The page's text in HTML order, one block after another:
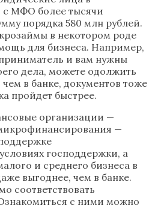
с МФО более тысячи
порядка 580 млн рублей.
в некотором роде
для бизнеса. Например,
и вам нужны
дела, можете одолжить
в банке, документов тоже
пройдет быстрее.
организации —
—
господдержки, а
и среднего бизнеса в
выгоднее, чем в банке.
соответствовать
с ними можно